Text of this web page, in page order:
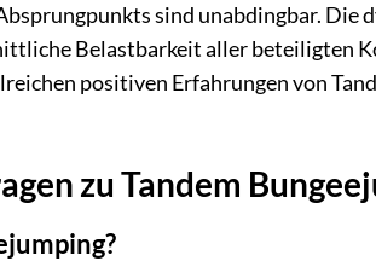
sind unabdingbar. Die
Belastbarkeit aller beteiligten
positiven Erfahrungen von
zu Tandem